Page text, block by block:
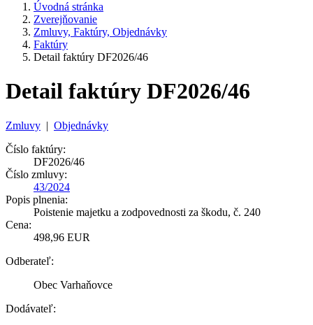
Úvodná stránka
Zverejňovanie
Zmluvy, Faktúry, Objednávky
Faktúry
Detail faktúry DF2026/46
Detail faktúry DF2026/46
Zmluvy | Objednávky
Číslo faktúry:
DF2026/46
Číslo zmluvy:
43/2024
Popis plnenia:
Poistenie majetku a zodpovednosti za škodu, č. 240
Cena:
498,96 EUR
Odberateľ:
Obec Varhaňovce
Dodávateľ: